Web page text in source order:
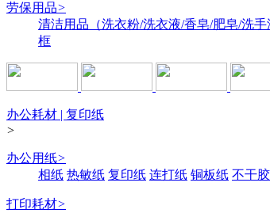
劳保用品>
清洁用品（洗衣粉/洗衣液/香皂/肥皂/洗手
框
办公耗材 | 复印纸
>
办公用纸>
相纸 热敏纸 复印纸 连打纸 铜板纸 不干
打印耗材>